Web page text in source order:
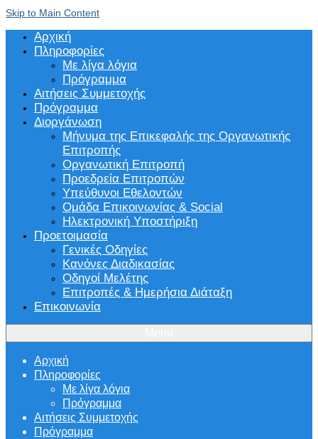
Skip to Main Content
Αρχική
Πληροφορίες
Με λίγα λόγια
Πρόγραμμα
Αιτήσεις Συμμετοχής
Πρόγραμμα
Διοργάνωση
Μήνυμα της Επικεφαλής της Οργανωτικής
Επιτροπής
Οργανωτική Επιτροπή
Προεδρεία Επιτροπών
Υπεύθυνοι Εθελοντών
Ομάδα Επικοινωνίας & Social
Ηλεκτρονική Υποστήριξη
Προετοιμασία
Γενικές Οδηγίες
Κανόνες Διαδικασίας
Οδηγοί Μελέτης
Επιτροπές & Ημερήσια Διάταξη
Επικοινωνία
Αρχική
Πληροφορίες
Με λίγα λόγια
Πρόγραμμα
Αιτήσεις Συμμετοχής
Πρόγραμμα